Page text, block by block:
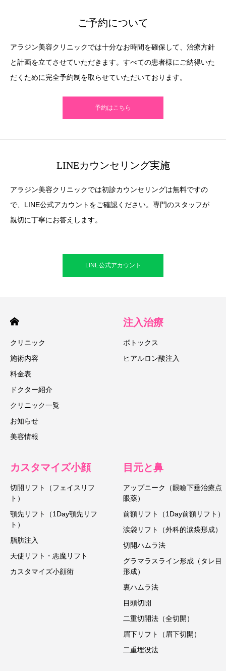
ご予約について
アラジン美容クリニックでは十分なお時間を確保して、治療方針
と計画を立てさせていただきます。すべての患者様にご納得いた
だくために完全予約制を取らせていただいております。
予約はこちら
LINEカウンセリング実施
アラジン美容クリニックでは初診カウンセリングは無料ですの
で、LINE公式アカウントをご確認ください。専門のスタッフが
親切に丁寧にお答えします。
LINE公式アカウント
クリニック
施術内容
料金表
ドクター紹介
クリニック一覧
お知らせ
美容情報
注入治療
ボトックス
ヒアルロン酸注入
カスタマイズ小顔
切開リフト（フェイスリフ
ト）
顎先リフト（1Day顎先リフ
ト）
脂肪注入
天使リフト・悪魔リフト
カスタマイズ小顔術
目元と鼻
アップニーク（眼瞼下垂治療点
眼薬）
前額リフト（1Day前額リフト）
涙袋リフト（外科的涙袋形成）
切開ハムラ法
グラマラスライン形成（タレ目
形成）
裏ハムラ法
目頭切開
二重切開法（全切開）
眉下リフト（眉下切開）
二重埋没法